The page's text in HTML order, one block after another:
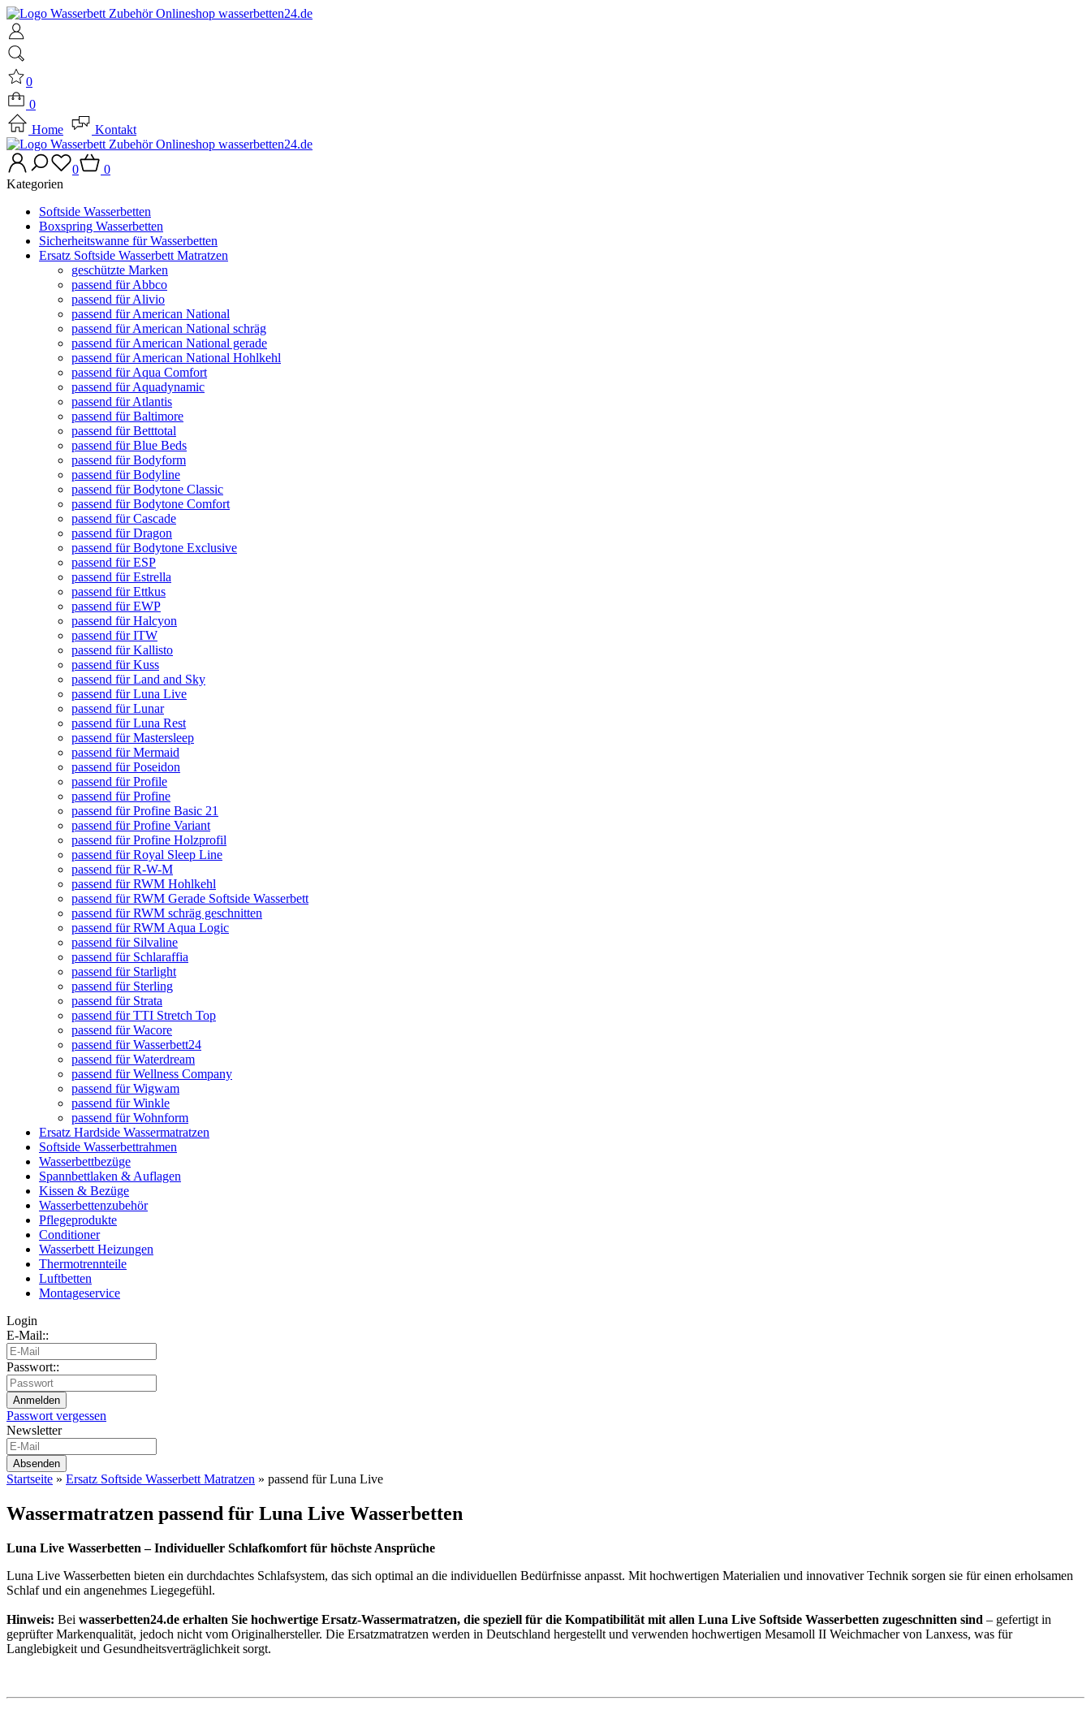
0
0
Home
Kontakt
0
0
Kategorien
Softside Wasserbetten
Boxspring Wasserbetten
Sicherheitswanne für Wasserbetten
Ersatz Softside Wasserbett Matratzen
geschützte Marken
passend für Abbco
passend für Alivio
passend für American National
passend für American National schräg
passend für American National gerade
passend für American National Hohlkehl
passend für Aqua Comfort
passend für Aquadynamic
passend für Atlantis
passend für Baltimore
passend für Betttotal
passend für Blue Beds
passend für Bodyform
passend für Bodyline
passend für Bodytone Classic
passend für Bodytone Comfort
passend für Cascade
passend für Dragon
passend für Bodytone Exclusive
passend für ESP
passend für Estrella
passend für Ettkus
passend für EWP
passend für Halcyon
passend für ITW
passend für Kallisto
passend für Kuss
passend für Land and Sky
passend für Luna Live
passend für Lunar
passend für Luna Rest
passend für Mastersleep
passend für Mermaid
passend für Poseidon
passend für Profile
passend für Profine
passend für Profine Basic 21
passend für Profine Variant
passend für Profine Holzprofil
passend für Royal Sleep Line
passend für R-W-M
passend für RWM Hohlkehl
passend für RWM Gerade Softside Wasserbett
passend für RWM schräg geschnitten
passend für RWM Aqua Logic
passend für Silvaline
passend für Schlaraffia
passend für Starlight
passend für Sterling
passend für Strata
passend für TTI Stretch Top
passend für Wacore
passend für Wasserbett24
passend für Waterdream
passend für Wellness Company
passend für Wigwam
passend für Winkle
passend für Wohnform
Ersatz Hardside Wassermatratzen
Softside Wasserbettrahmen
Wasserbettbezüge
Spannbettlaken & Auflagen
Kissen & Bezüge
Wasserbettenzubehör
Pflegeprodukte
Conditioner
Wasserbett Heizungen
Thermotrennteile
Luftbetten
Montageservice
Login
E-Mail::
Passwort::
Passwort vergessen
Newsletter
Startseite » Ersatz Softside Wasserbett Matratzen » passend für Luna Live
Wassermatratzen passend für Luna Live Wasserbetten
Luna Live Wasserbetten – Individueller Schlafkomfort für höchste Ansprüche
Luna Live Wasserbetten bieten ein durchdachtes Schlafsystem, das sich optimal an die individuellen Bedürfnisse anpasst. Mit hochwertigen Materialien und innovativer Technik sorgen sie für einen erholsamen
Schlaf und ein angenehmes Liegegefühl.
Hinweis: Bei wasserbetten24.de erhalten Sie hochwertige Ersatz-Wassermatratzen, die speziell für die Kompatibilität mit allen Luna Live Softside Wasserbetten zugeschnitten sind – gefertigt in
geprüfter Markenqualität, jedoch nicht vom Originalhersteller. Die Ersatzmatratzen werden in Deutschland hergestellt und verwenden hochwertigen Mesamoll II Weichmacher von Lanxess, was für
Langlebigkeit und Gesundheitsverträglichkeit sorgt.